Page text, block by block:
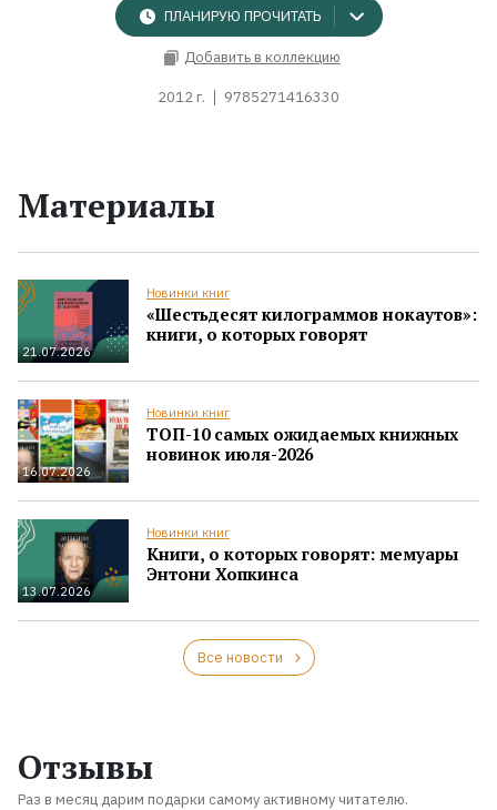
ПЛАНИРУЮ ПРОЧИТАТЬ
Добавить в коллекцию
2012 г. 9785271416330
Материалы
21.07.2026
Новинки книг
«Шестьдесят килограммов нокаутов»:
книги, о которых говорят
16.07.2026
Новинки книг
ТОП-10 самых ожидаемых книжных
новинок июля-2026
13.07.2026
Новинки книг
Книги, о которых говорят: мемуары
Энтони Хопкинса
Все новости
Отзывы
Раз в месяц дарим подарки самому активному читателю.